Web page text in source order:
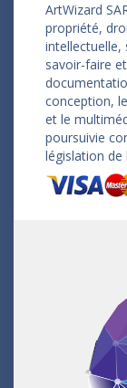
ArtWizard
propriété,
intellectuelle,
savoir-faire
conception,
et le
poursuivie
législation de